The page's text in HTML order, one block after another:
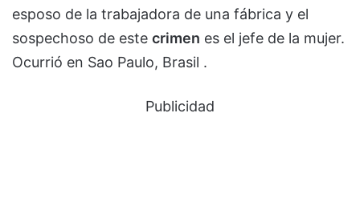
esposo de la trabajadora de una fábrica y el
sospechoso de este crimen es el jefe de la mujer.
Ocurrió en Sao Paulo, Brasil .
Publicidad